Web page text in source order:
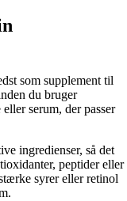
som supplement til
du bruger
serum, der passer
ingredienser, så det
peptider eller
syrer eller retinol